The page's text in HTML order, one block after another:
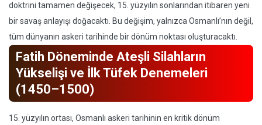
doktrini tamamen değişecek, 15. yüzyılın sonlarından itibaren yeni
bir savaş anlayışı doğacaktı. Bu değişim, yalnızca Osmanlı’nın değil,
tüm dünyanın askeri tarihinde bir dönüm noktası oluşturacaktı.
Fatih Döneminde Ateşli Silahların
Yükselişi ve İlk Tüfek Denemeleri
(1450–1500)
15. yüzyılın ortası, Osmanlı askeri tarihinin en kritik dönüm